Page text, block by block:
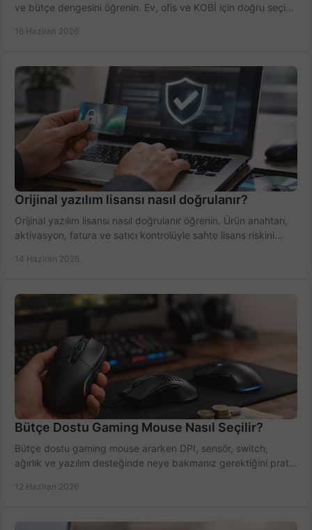
ve bütçe dengesini öğrenin. Ev, ofis ve KOBİ için doğru seçimi
16 Haziran 2026
Orijinal yazılım lisansı nasıl doğrulanır?
Orijinal yazılım lisansı nasıl doğrulanır öğrenin. Ürün anahtarı,
aktivasyon, fatura ve satıcı kontrolüyle sahte lisans riskini
14 Haziran 2026
Bütçe Dostu Gaming Mouse Nasıl Seçilir?
Bütçe dostu gaming mouse ararken DPI, sensör, switch,
ağırlık ve yazılım desteğinde neye bakmanız gerektiğini pratik
12 Haziran 2026